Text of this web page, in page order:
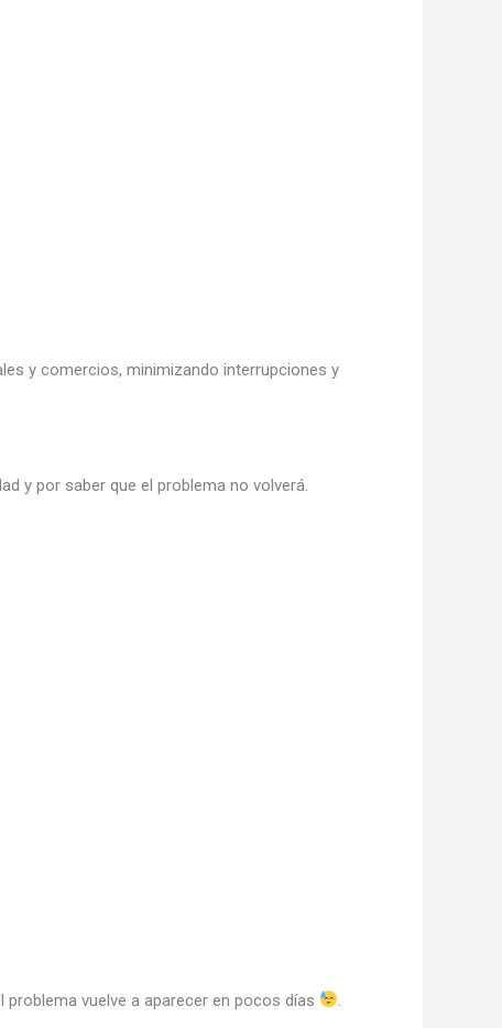
y comercios, minimizando interrupciones y
y por saber que el problema no volverá.
vuelve a aparecer en pocos días